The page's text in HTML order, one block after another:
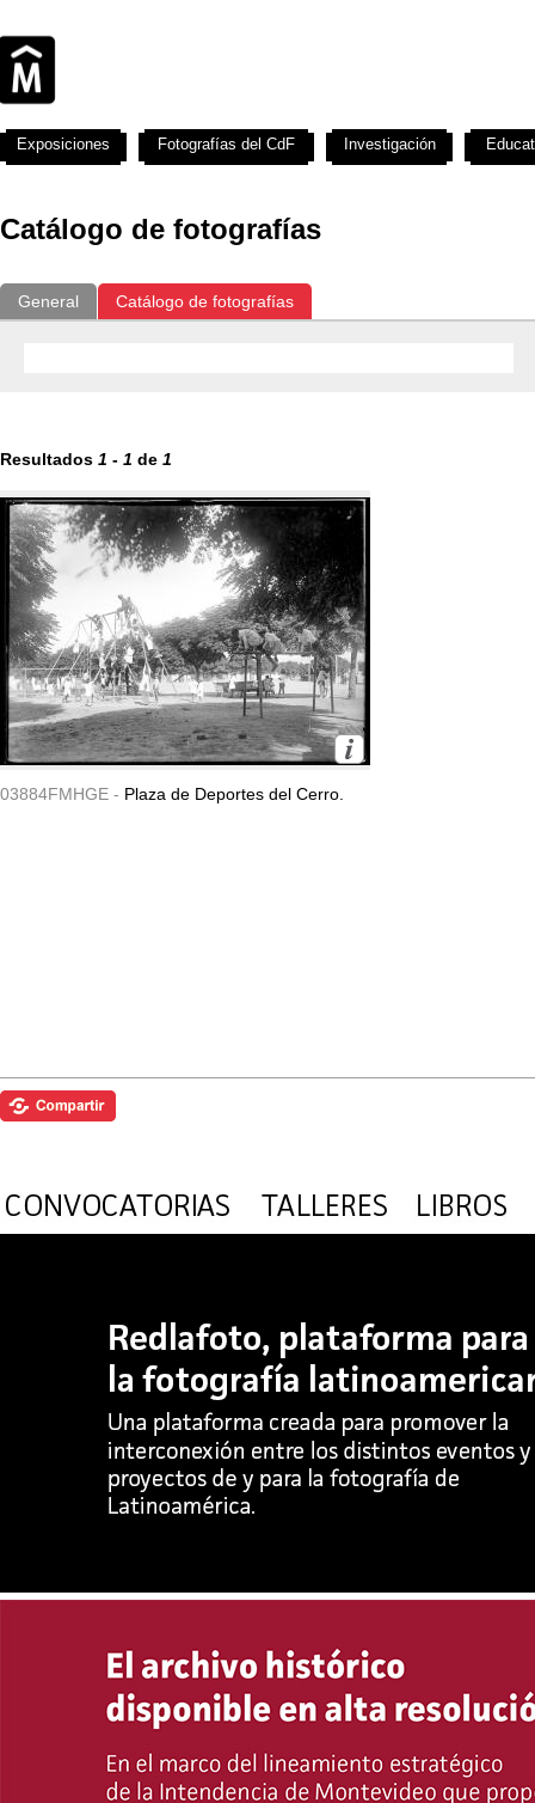
Catálogo de fotografías
General Catálogo de fotografías
Resultados 1 - 1 de 1
03884FMHGE - Plaza de Deportes del Cerro.
Exposiciones Fotografías del CdF Investigación